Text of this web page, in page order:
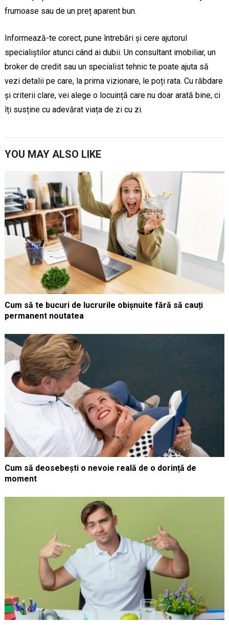
frumoase sau de un preț aparent bun.
Informează-te corect, pune întrebări și cere ajutorul
specialiștilor atunci când ai dubii. Un consultant imobiliar, un
broker de credit sau un specialist tehnic te poate ajuta să
vezi detalii pe care, la prima vizionare, le poți rata. Cu răbdare
și criterii clare, vei alege o locuință care nu doar arată bine, ci
îți susține cu adevărat viața de zi cu zi.
YOU MAY ALSO LIKE
Cum să te bucuri de lucrurile obișnuite fără să cauți
permanent noutatea
Cum să deosebești o nevoie reală de o dorință de
moment